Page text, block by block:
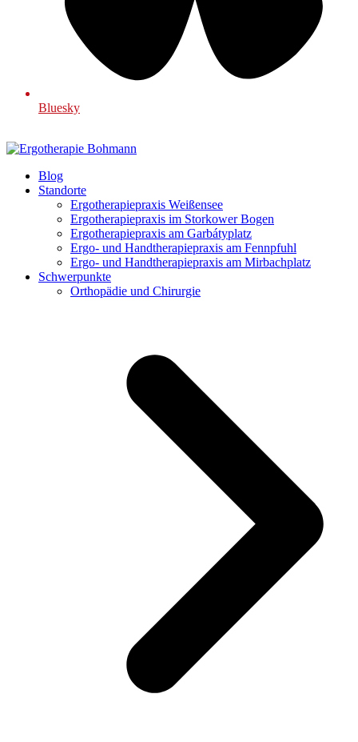
Bluesky
Blog
Standorte
Ergotherapiepraxis Weißensee
Ergotherapiepraxis im Storkower Bogen
Ergotherapiepraxis am Garbátyplatz
Ergo- und Handtherapiepraxis am Fennpfuhl
Ergo- und Handtherapiepraxis am Mirbachplatz
Schwerpunkte
Orthopädie und Chirurgie